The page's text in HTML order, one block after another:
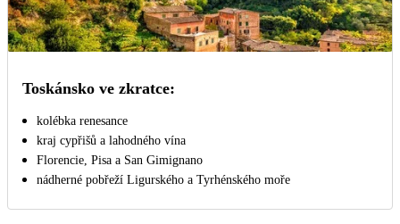
Toskánsko ve zkratce:
kolébka renesance
kraj cypřišů a lahodného vína
Florencie, Pisa a San Gimignano
nádherné pobřeží Ligurského a Tyrhénského moře